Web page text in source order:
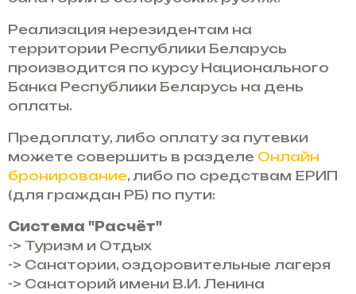
Реализация нерезидентам на
территории Республики Беларусь
производится по курсу Национального
Банка Республики Беларусь на день
оплаты.
Предоплату, либо оплату за путевки
можете совершить в разделе Онлайн
бронирование, либо по средствам ЕРИП
(для граждан РБ) по пути:
Система "Расчёт"
-> Туризм и Отдых
-> Санатории, оздоровительные лагеря
-> Санаторий имени В.И. Ленина